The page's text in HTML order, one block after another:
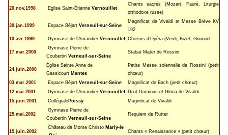
20.nov.1998 Eglise Saint-Étienne Vernouillet
Chants sacrés (Mozart, Fauré, Liturgie
orthodoxe russe)
30.jan.1999 Espace Béjart Verneuil-sur-Seine
Magnificat de Vivaldi et Messe Brève KV
192
10.avr.1999
Gymnase de l’Amandier Vernouillet Chœurs d’Opéra (Verdi, Bizet, Gounod
17.mar.2000
Gymnase Pierre de
Coubertin Verneuil-sur-Seine
Stabat Mater de Rossini
24.juin.2000
Église Sainte Anne de
Gassicourt Mantes
Petite Messe solennelle de Rossini (petit
chœur)
03.mar.2001
Espace Béjart Verneuil-sur-Seine
Magnificat de Bach (petit chœur)
12.mai.2001
Gymnase de l’Amandier Vernouillet Dixit Dominus et Gloria de Vivaldi
15.juin.2001
Collégiale Poissy Magnificat de Vivaldi
25.mai.2002
Gymnase Pierre de
Coubertin Verneuil-sur-Seine
Requiem de Rutter
15.juin.2002
Château de Monte Christo Marly-le
Chants « Renaissance » (petit chœur)